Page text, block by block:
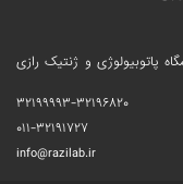
پاتوبیولوژی و ژنتیک رازی
۳۲۱۹۹۹۹۳-۳۲۱۹۶۸۲۰
۰۱۱-۳۲۱۹۱۷۲۷
info@razilab.ir